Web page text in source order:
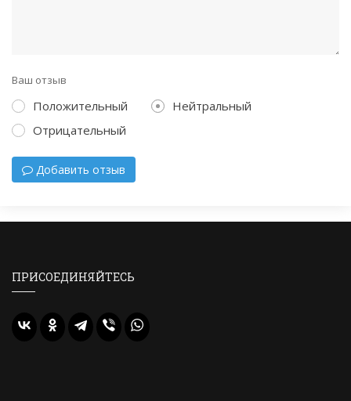
Ваш отзыв
Положительный
Нейтральный
Отрицательный
Добавить отзыв
ПРИСОЕДИНЯЙТЕСЬ